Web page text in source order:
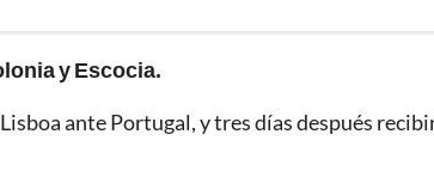
y Escocia.
ante Portugal, y tres días después